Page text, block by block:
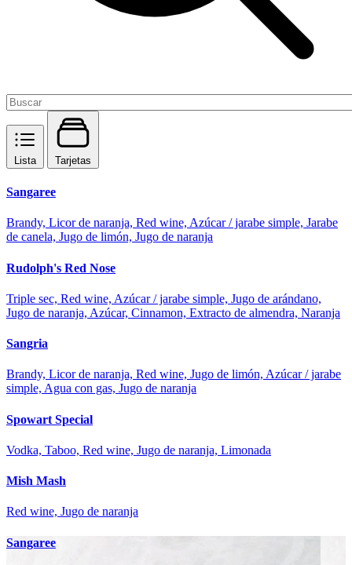
Lista Tarjetas
Sangaree
Brandy, Licor de naranja, Red wine, Azúcar / jarabe simple, Jarabe
de canela, Jugo de limón, Jugo de naranja
Rudolph's Red Nose
Triple sec, Red wine, Azúcar / jarabe simple, Jugo de arándano,
Jugo de naranja, Azúcar, Cinnamon, Extracto de almendra, Naranja
Sangria
Brandy, Licor de naranja, Red wine, Jugo de limón, Azúcar / jarabe
simple, Agua con gas, Jugo de naranja
Spowart Special
Vodka, Taboo, Red wine, Jugo de naranja, Limonada
Mish Mash
Red wine, Jugo de naranja
Sangaree